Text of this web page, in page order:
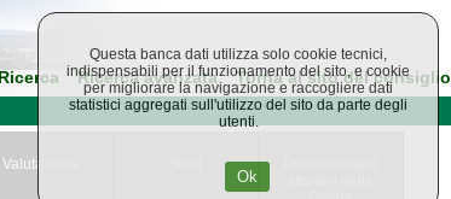
Ricerca Ricerca avanzata Torna al sito del consiglio
Valutazione
Questa banca dati utilizza solo cookie tecnici,
indispensabili per il funzionamento del sito, e cookie
per migliorare la navigazione e raccogliere dati
statistici aggregati sull'utilizzo del sito da parte degli
utenti.
Ok